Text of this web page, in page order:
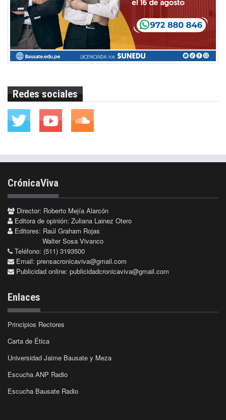
Redes sociales
CrónicaViva
Director: Roberto Mejía Alarcón
Editora de opinión: Zuliana Lainez Otero
Editores: Raúl Graham Rojas
Walter Sosa Vivanco
Teléfono: (511) 3193500
Email: prensacronicaviva@gmail.com
Publicidad online: publicidadcronicaviva@gmail.com
Enlaces
Principios Rectores
Carta de Ética
Universidad Jaime Bausate y Meza
Escucha ANP Radio
Escucha Bausate Radio